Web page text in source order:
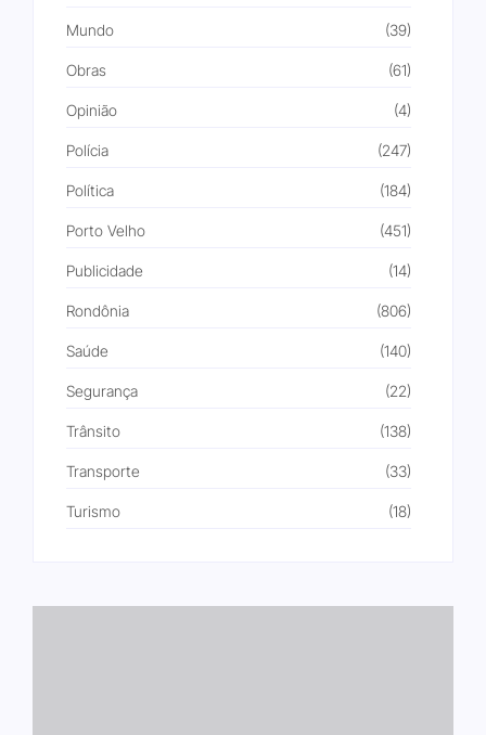
Mundo (39)
Obras (61)
Opinião (4)
Polícia (247)
Política (184)
Porto Velho (451)
Publicidade (14)
Rondônia (806)
Saúde (140)
Segurança (22)
Trânsito (138)
Transporte (33)
Turismo (18)